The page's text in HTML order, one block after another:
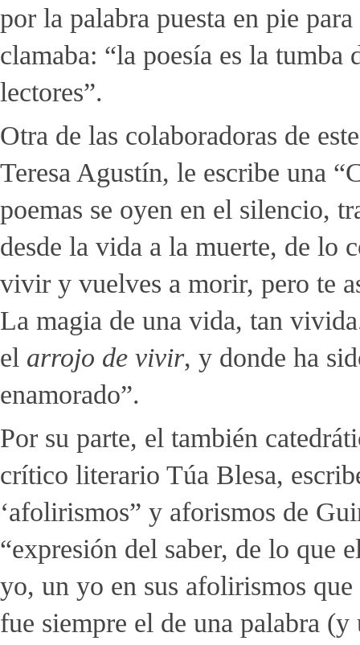
por la palabra puesta en pie
clamaba: “la poesía es la
lectores”.
Otra de las colaboradoras de
Teresa Agustín, le escribe una
poemas se oyen en el silencio,
desde la vida a la muerte, de lo
vivir y vuelves a morir, pero te
La magia de una vida, tan
el arrojo de vivir, y donde ha
enamorado”.
Por su parte, el también
crítico literario Túa Blesa,
‘afolirismos” y aforismos de
“expresión del saber, de lo que
yo, un yo en sus afolirismos
fue siempre el de una palabra